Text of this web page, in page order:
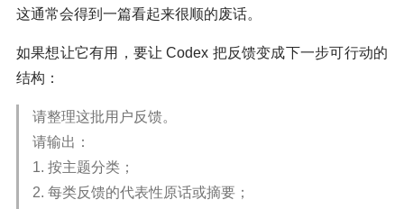
这通常会得到一篇看起来很顺的废话。
如果想让它有用，要让 Codex 把反馈变成下一步可行动的
结构：
请整理这批用户反馈。
请输出：
1. 按主题分类；
2. 每类反馈的代表性原话或摘要；